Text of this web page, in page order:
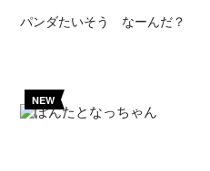
パンダたいそう なーんだ？
NEW